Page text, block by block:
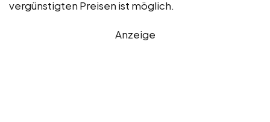
vergünstigten Preisen ist möglich.
Anzeige